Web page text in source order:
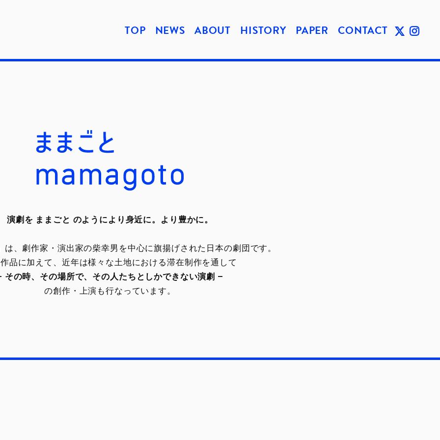
TOP NEWS ABOUT HISTORY PAPER CONTACT
演劇を ままごと のようにより身近に。より豊かに。
、劇作家・演出家の柴幸男を中心に旗揚げされた日本の劇団です。
品に加えて、近年は様々な土地における滞在制作を通して
その時、その場所で、その人たちとしかできない演劇 –
の創作・上演も行なっています。